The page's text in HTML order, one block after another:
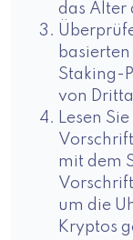
das Alter
Staking-
von
Lesen
mit dem
um die
Kryptos